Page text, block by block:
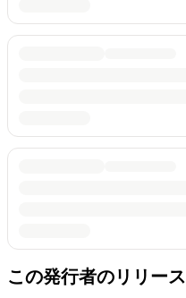
この発行者のリリース